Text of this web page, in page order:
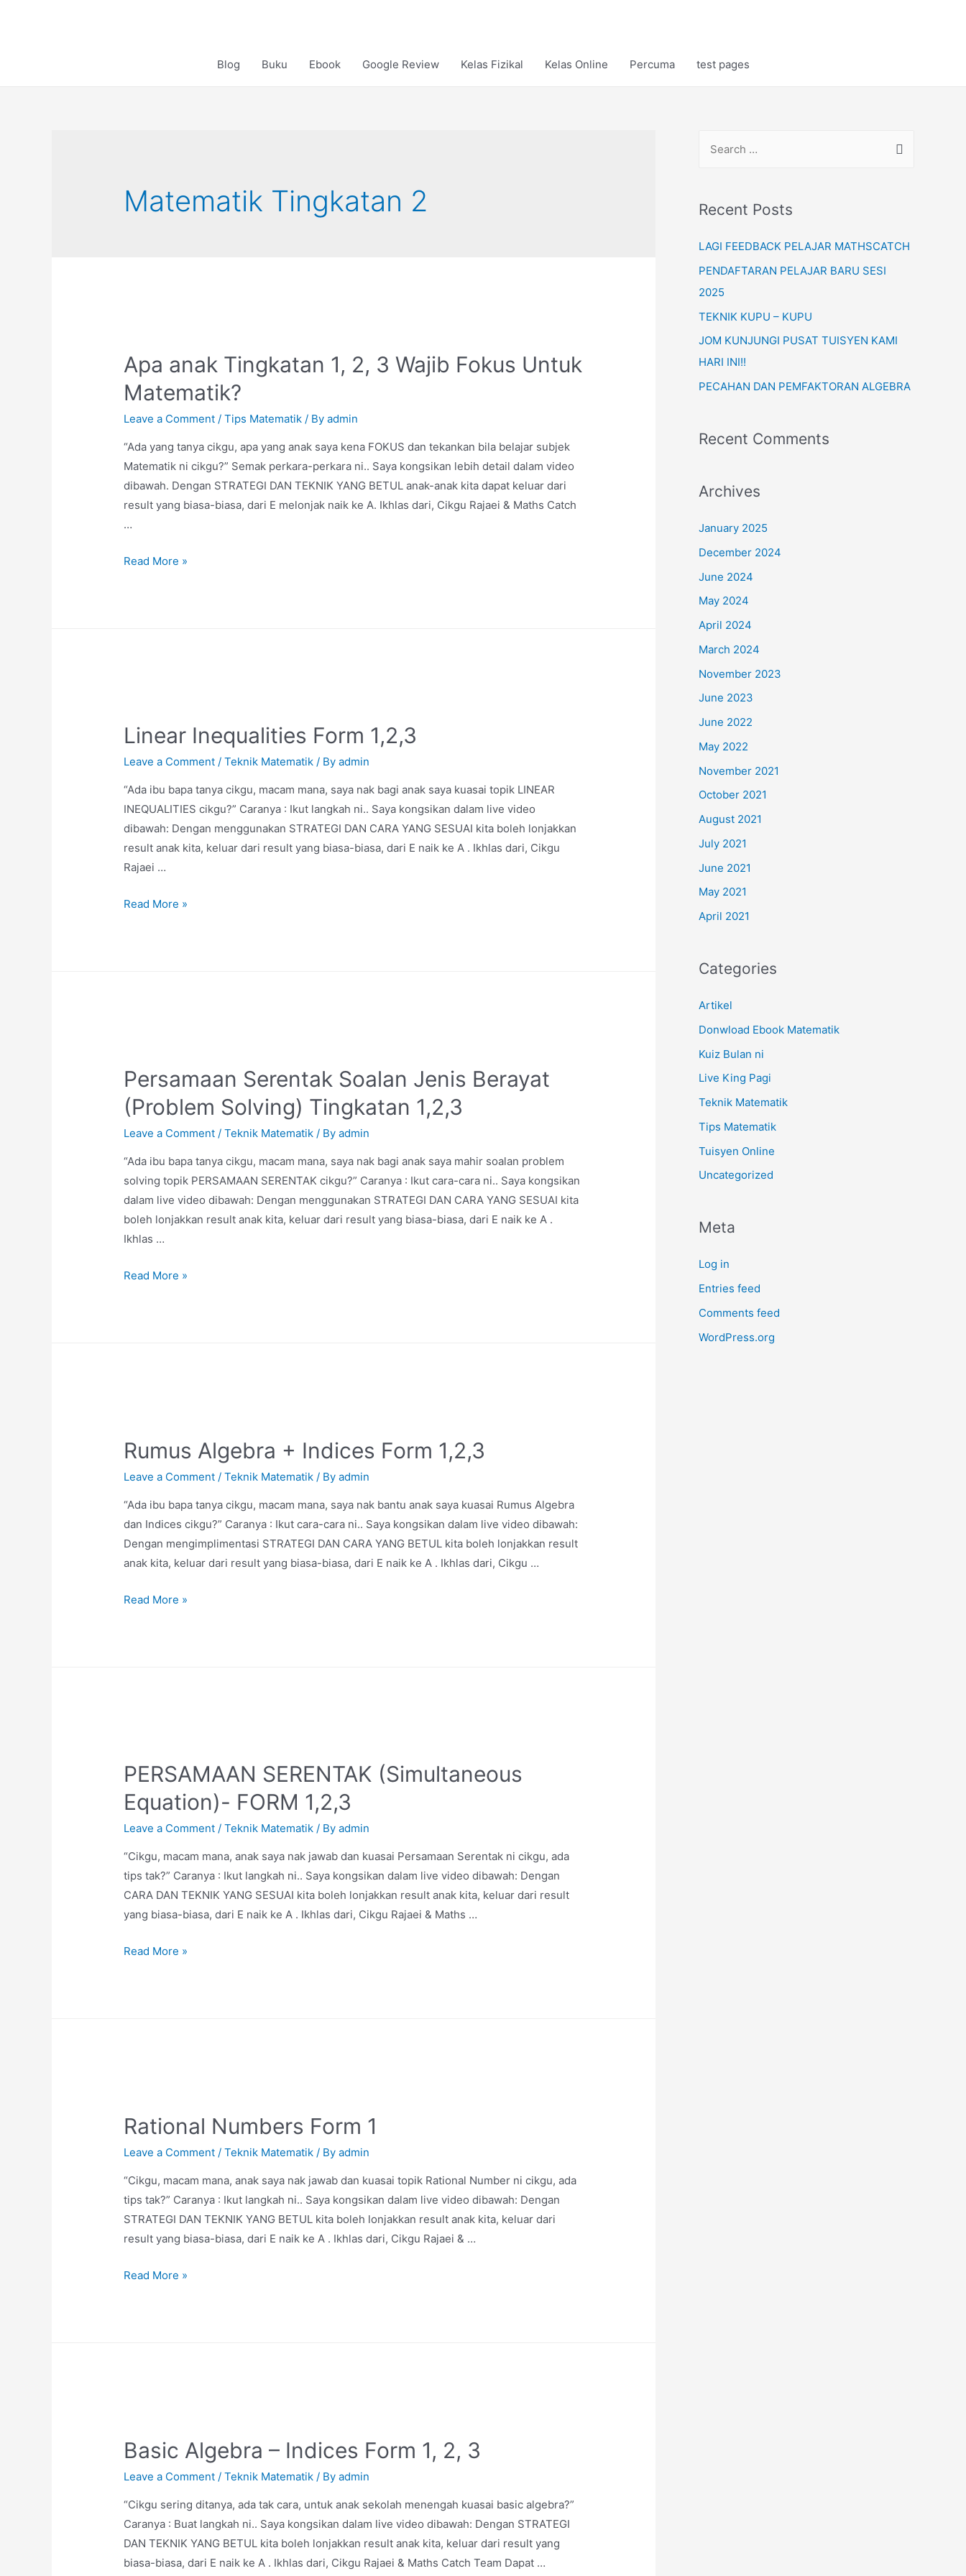
Blog
Buku Ebook Google Review Kelas Fizikal Kelas Online Percuma test pages
Matematik Tingkatan 2
Apa anak Tingkatan 1, 2, 3 Wajib Fokus Untuk
Matematik?
Leave a Comment /Tips Matematik / Byadmin
“Ada yang tanya cikgu, apa yang anak saya kena FOKUS dan tekankan bila belajar subjek
Matematik ni cikgu?” Semak perkara-perkara ni.. Saya kongsikan lebih detail dalam video
dibawah. Dengan STRATEGI DAN TEKNIK YANG BETUL anak-anak kita dapat keluar dari
result yang biasa-biasa, dari E melonjak naik ke A. Ikhlas dari, Cikgu Rajaei & Maths Catch
…
Apa
Matematik?
Read More »
Linear Inequalities Form 1,2,3
Leave a Comment /Teknik Matematik / Byadmin
“Ada ibu bapa tanya cikgu, macam mana, saya nak bagi anak saya kuasai topik LINEAR
INEQUALITIES cikgu?” Caranya : Ikut langkah ni.. Saya kongsikan dalam live video
dibawah: Dengan menggunakan STRATEGI DAN CARA YANG SESUAI kita boleh lonjakkan
result anak kita, keluar dari result yang biasa-biasa, dari E naik ke A . Ikhlas dari, Cikgu
Rajaei …
Linear
Read More »
Persamaan Serentak Soalan Jenis Berayat
(Problem Solving) Tingkatan 1,2,3
Leave a Comment /Teknik Matematik / Byadmin
“Ada ibu bapa tanya cikgu, macam mana, saya nak bagi anak saya mahir soalan problem
solving topik PERSAMAAN SERENTAK cikgu?” Caranya : Ikut cara-cara ni.. Saya kongsikan
dalam live video dibawah: Dengan menggunakan STRATEGI DAN CARA YANG SESUAI kita
boleh lonjakkan result anak kita, keluar dari result yang biasa-biasa, dari E naik ke A .
Ikhlas …
Persamaan
Read More »
Rumus Algebra + Indices Form 1,2,3
Leave a Comment /Teknik Matematik / Byadmin
“Ada ibu bapa tanya cikgu, macam mana, saya nak bantu anak saya kuasai Rumus Algebra
dan Indices cikgu?” Caranya : Ikut cara-cara ni.. Saya kongsikan dalam live video dibawah:
Dengan mengimplimentasi STRATEGI DAN CARA YANG BETUL kita boleh lonjakkan result
anak kita, keluar dari result yang biasa-biasa, dari E naik ke A . Ikhlas dari, Cikgu …
Rumus
Read More »
PERSAMAAN SERENTAK (Simultaneous
Equation)- FORM 1,2,3
Leave a Comment /Teknik Matematik / Byadmin
“Cikgu, macam mana, anak saya nak jawab dan kuasai Persamaan Serentak ni cikgu, ada
tips tak?” Caranya : Ikut langkah ni.. Saya kongsikan dalam live video dibawah: Dengan
CARA DAN TEKNIK YANG SESUAI kita boleh lonjakkan result anak kita, keluar dari result
yang biasa-biasa, dari E naik ke A . Ikhlas dari, Cikgu Rajaei & Maths …
PERSAMAAN
Read More »
Rational Numbers Form 1
Leave a Comment /Teknik Matematik / Byadmin
“Cikgu, macam mana, anak saya nak jawab dan kuasai topik Rational Number ni cikgu, ada
tips tak?” Caranya : Ikut langkah ni.. Saya kongsikan dalam live video dibawah: Dengan
STRATEGI DAN TEKNIK YANG BETUL kita boleh lonjakkan result anak kita, keluar dari
result yang biasa-biasa, dari E naik ke A . Ikhlas dari, Cikgu Rajaei & …
Rational
Read More »
Basic Algebra – Indices Form 1, 2, 3
Leave a Comment /Teknik Matematik / Byadmin
“Cikgu sering ditanya, ada tak cara, untuk anak sekolah menengah kuasai basic algebra?”
Caranya : Buat langkah ni.. Saya kongsikan dalam live video dibawah: Dengan STRATEGI
DAN TEKNIK YANG BETUL kita boleh lonjakkan result anak kita, keluar dari result yang
biasa-biasa, dari E naik ke A . Ikhlas dari, Cikgu Rajaei & Maths Catch Team Dapat …
r
h
f
o
r
Recent Posts
LAGI FEEDBACK PELAJAR MATHSCATCH
PENDAFTARAN PELAJAR BARU SESI
2025
TEKNIK KUPU – KUPU
JOM KUNJUNGI PUSAT TUISYEN KAMI
HARI INI!!
PECAHAN DAN PEMFAKTORAN ALGEBRA
Recent Comments
Archives
January 2025
December 2024
June 2024
May 2024
April 2024
March 2024
November 2023
June 2023
June 2022
May 2022
November 2021
October 2021
August 2021
July 2021
June 2021
May 2021
April 2021
Categories
Artikel
Donwload Ebook Matematik
Kuiz Bulan ni
Live King Pagi
Teknik Matematik
Tips Matematik
Tuisyen Online
Uncategorized
Meta
Log in
Entries feed
Comments feed
WordPress.org